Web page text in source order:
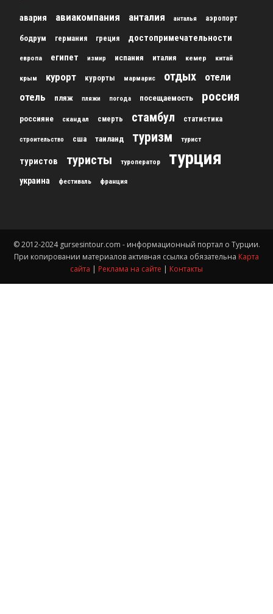
авария авиакомпания анталия анталья аэропорт
бодрум германия греция достопримечательности
европа египет измир испания италия кемер китай
крым курорт курорты мармарис отдых
отели
отель
пляж пляжи погода посещаемость россия
россияне скандал смерть стамбул статистика
строительство сша таиланд туризм турист
туристов туристы туроператор турция
украина фестиваль франция
© 2012-2024 gursesintour.com - информационный портал о Турции.
При копировании материалов активная ссылка обязательна Карта
сайта | Реклама на сайте | Контакты